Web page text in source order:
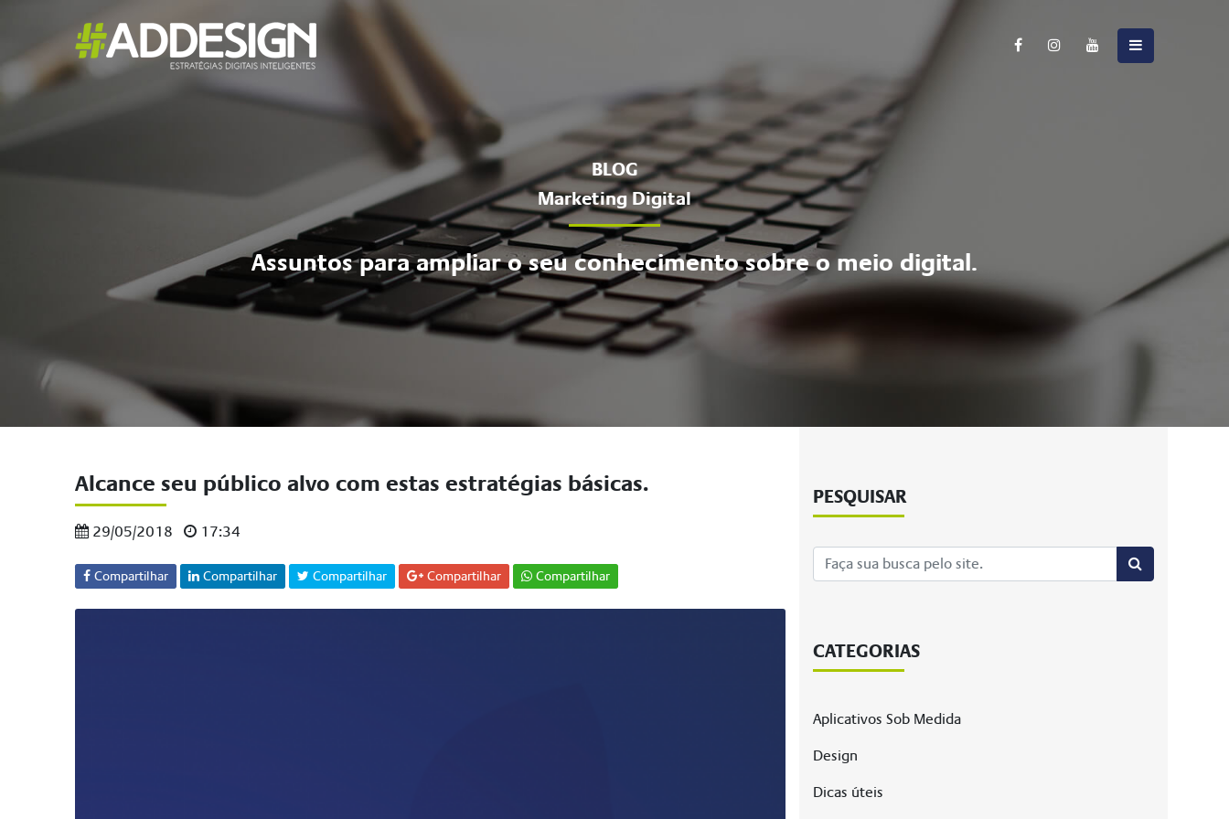
BLOG
Marketing Digital
Assuntos para ampliar o seu conhecimento sobre o meio digital.
Alcance seu público alvo com estas estratégias básicas.
29/05/2018 17:34
Compartilhar Compartilhar Compartilhar Compartilhar Compartilhar
PESQUISAR
CATEGORIAS
Aplicativos Sob Medida
Design
Dicas úteis